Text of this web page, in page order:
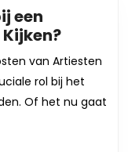
een
De
Kosten
van
bij
van Artiesten
rol bij het
Of het nu gaat